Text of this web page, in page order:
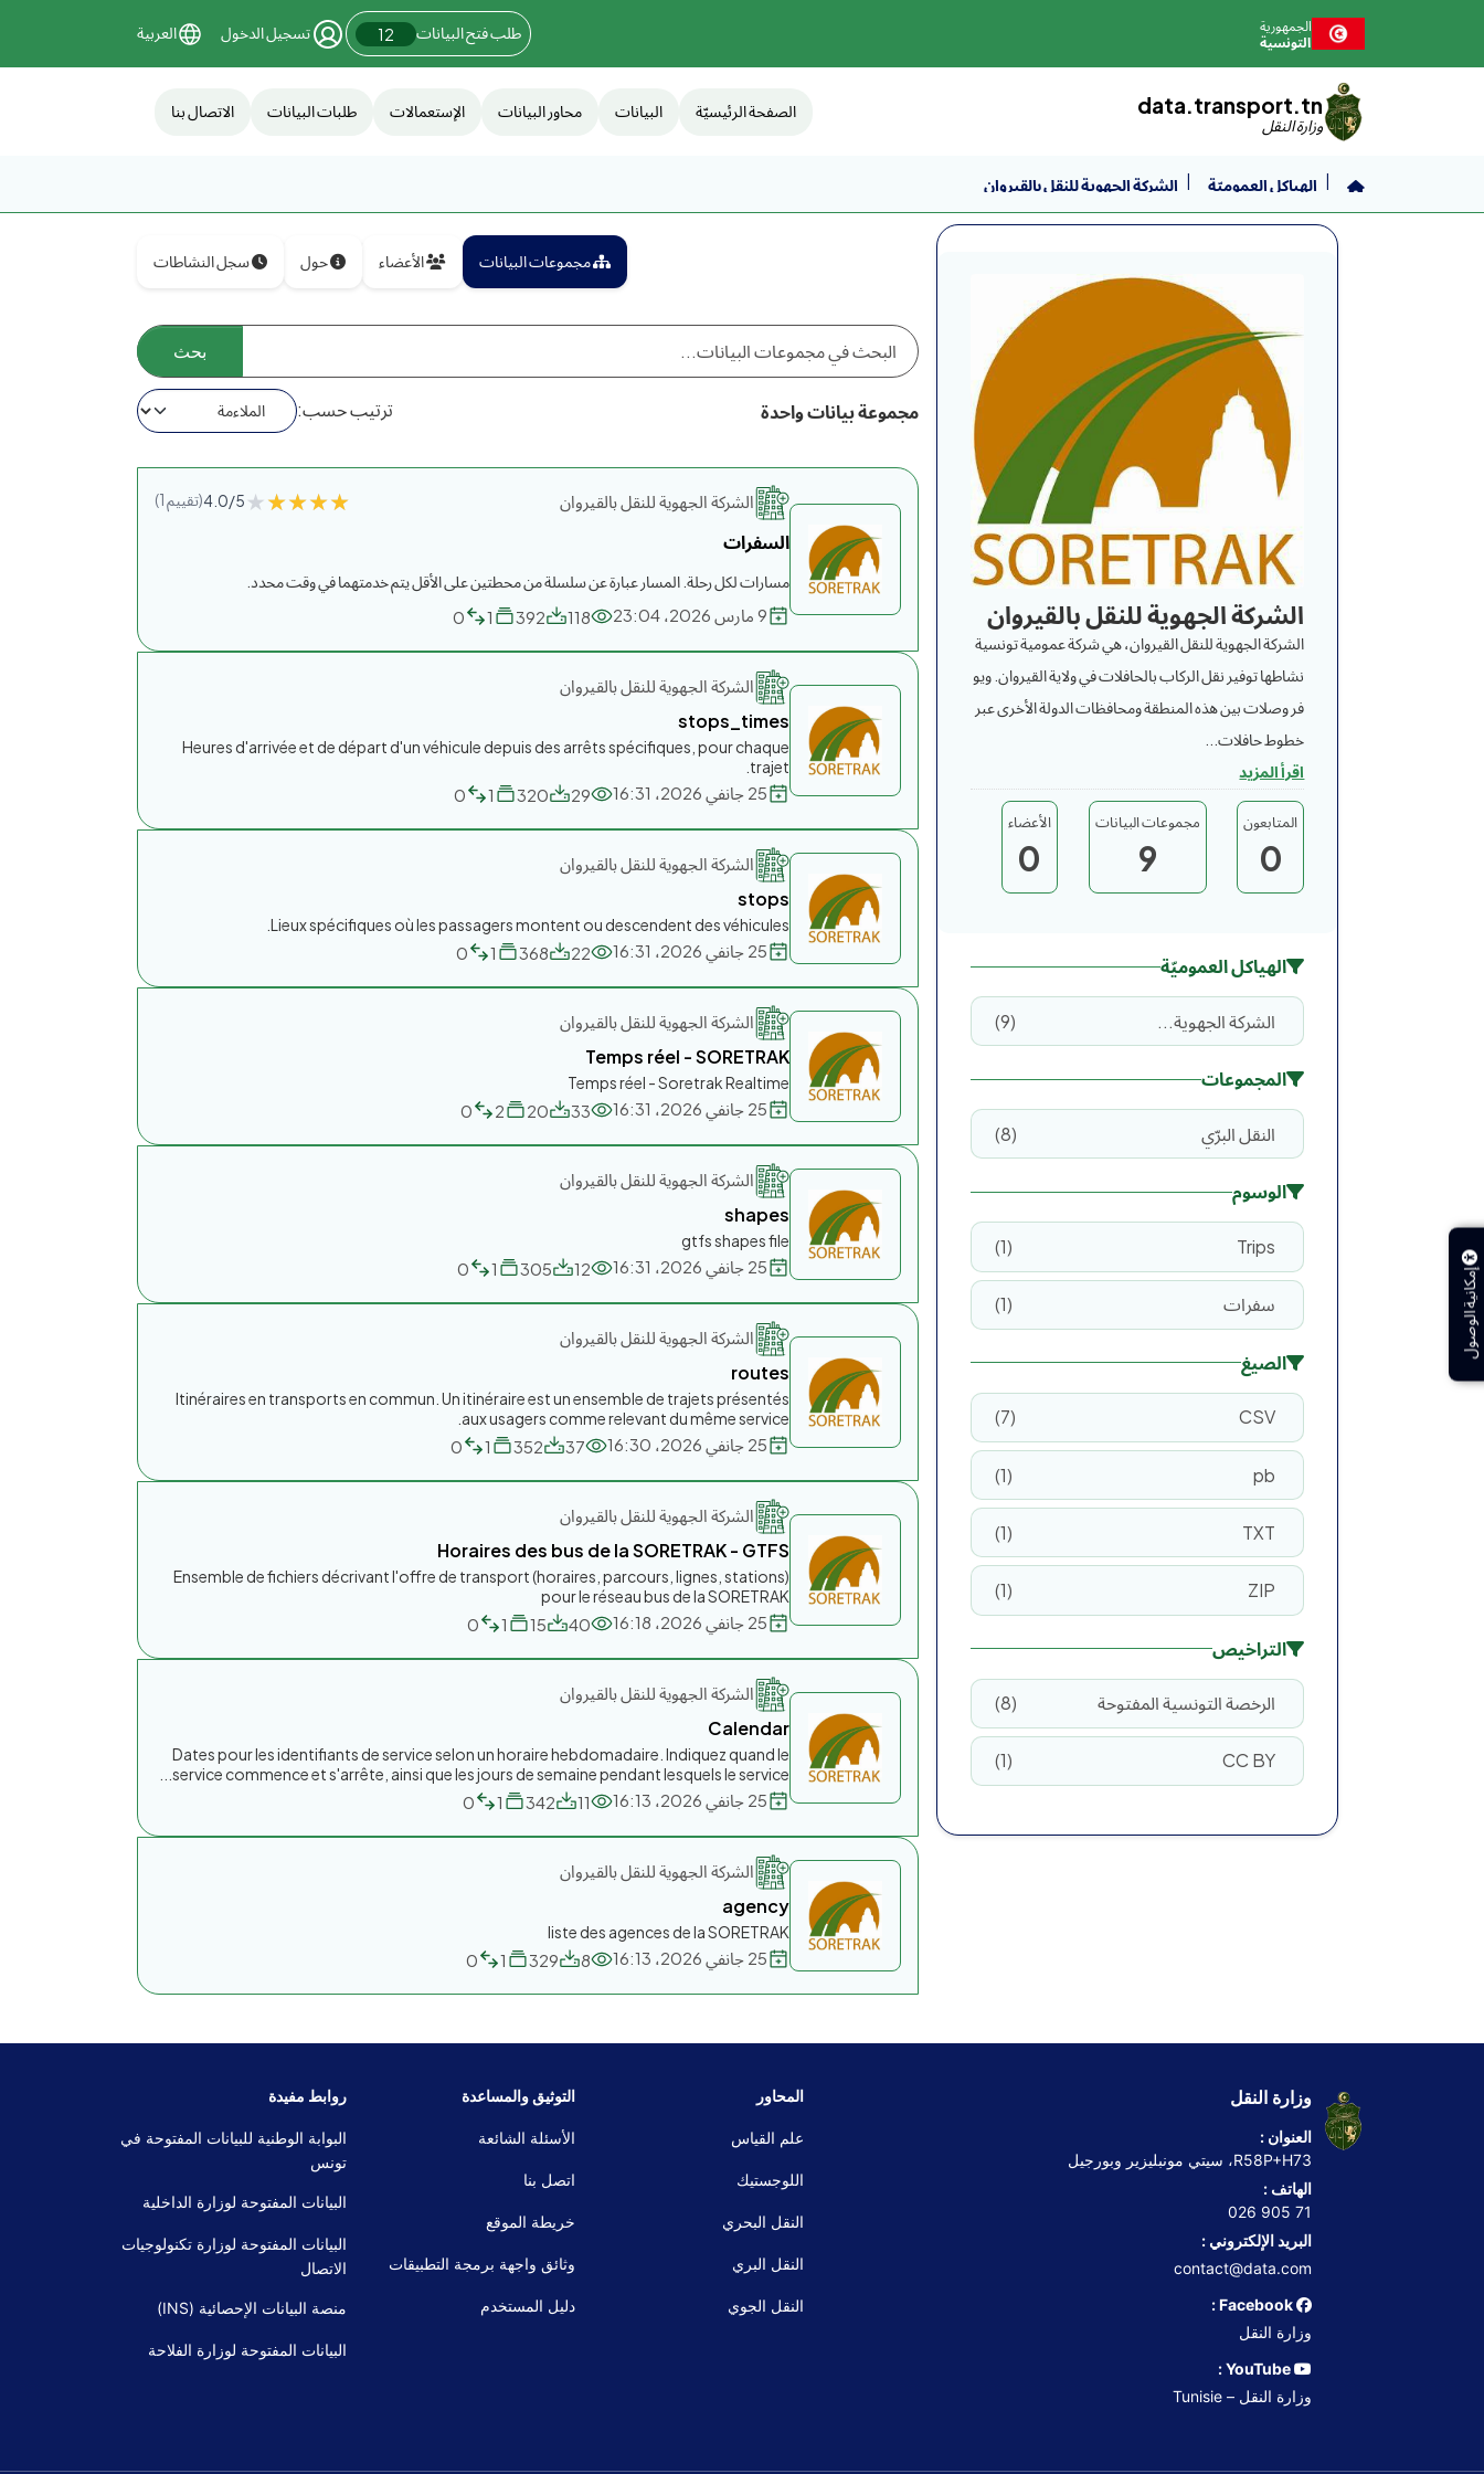
إمكانية الوصول
انتقل إلى المحتوى الرئيسي
الجمهورية
التونسية
طلب فتح البيانات 12 تسجيل الدخول العربية
data.transport.tn
وزارة النقل
الصفحة الرئيسيّة البيانات محاور البيانات الإستعمالات طلبات البيانات الاتصال بنا
الهياكل العموميّة الشركة الجهوية للنقل بالقيروان
مجموعات البيانات الأعضاء حول سجل النشاطات
ترتيب حسب مجموعة بيانات واحدة
الشركة الجهوية للنقل بالقيروان ★★★★★
★★★★★
4.0/5(1 تقييم)
السفرات
مسارات لكل رحلة. المسار عبارة عن سلسلة من محطتين على الأقل يتم خدمتهما في وقت محدد.
9 مارس 2026، 23:04 118
392
1
0
الشركة الجهوية للنقل بالقيروان
stops_times
Heures d'arrivée et de départ d'un véhicule depuis des arrêts spécifiques, pour chaque
trajet.
25 جانفي 2026، 16:31 29
320
1
0
الشركة الجهوية للنقل بالقيروان
stops
Lieux spécifiques où les passagers montent ou descendent des véhicules.
25 جانفي 2026، 16:31 22
368
1
0
الشركة الجهوية للنقل بالقيروان
Temps réel - SORETRAK
Temps réel - Soretrak Realtime
25 جانفي 2026، 16:31 33
20
2
0
الشركة الجهوية للنقل بالقيروان
shapes
gtfs shapes file
25 جانفي 2026، 16:31 12
305
1
0
الشركة الجهوية للنقل بالقيروان
routes
Itinéraires en transports en commun. Un itinéraire est un ensemble de trajets présentés
aux usagers comme relevant du même service.
25 جانفي 2026، 16:30 37
352
1
0
الشركة الجهوية للنقل بالقيروان
Horaires des bus de la SORETRAK - GTFS
Ensemble de fichiers décrivant l'offre de transport (horaires, parcours, lignes, stations)
pour le réseau bus de la SORETRAK
25 جانفي 2026، 16:18 40
15
1
0
الشركة الجهوية للنقل بالقيروان
Calendar
Dates pour les identifiants de service selon un horaire hebdomadaire. Indiquez quand le
service commence et s'arrête, ainsi que les jours de semaine pendant lesquels le service...
25 جانفي 2026، 16:13 11
342
1
0
الشركة الجهوية للنقل بالقيروان
agency
liste des agences de la SORETRAK
25 جانفي 2026، 16:13 8
329
1
0
الشركة الجهوية للنقل بالقيروان
الشركة الجهوية للنقل القيروان، هي شركة عمومية تونسية
نشاطها توفير نقل الركاب بالحافلات في ولاية القيروان. ويو
فر وصلات بين هذه المنطقة ومحافظات الدولة الأخرى عبر
خطوط حافلات...
اقرأ المزيد
المتابعون
0
مجموعات البيانات
9
الأعضاء
0
الهياكل العموميّة
الشركة الجهوية... 9
المجموعات
النقل البرّي 8
الوسوم
Trips
1
سفرات 1
الصيغ
CSV
7
pb
1
TXT
1
ZIP
1
التراخيص
الرخصة التونسية المفتوحة 8
CC BY
1
وزارة النقل
العنوان :
R58P+H73، سيتي مونبليزير وبورجيل
الهاتف :
71 905 026
البريد الإلكتروني :
contact@data.com
Facebook :
وزارة النقل
YouTube :
وزارة النقل – Tunisie
المحاور
علم القياس
اللوجستيك
النقل البحري
النقل البري
النقل الجوي
التوثيق والمساعدة
الأسئلة الشائعة
اتصل بنا
خريطة الموقع
وثائق واجهة برمجة التطبيقات
دليل المستخدم
روابط مفيدة
البوابة الوطنية للبيانات المفتوحة في
تونس
البيانات المفتوحة لوزارة الداخلية
البيانات المفتوحة لوزارة تكنولوجيات
الاتصال
منصة البيانات الإحصائية (INS)
البيانات المفتوحة لوزارة الفلاحة